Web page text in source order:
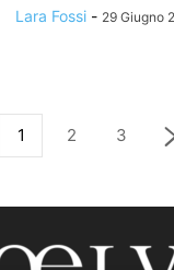
Lara Fossi - 29 Giugno
1 2 3